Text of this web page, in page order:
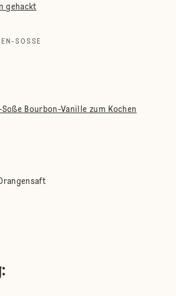
gehackt
SOSSE
Bourbon-Vanille zum Kochen
: